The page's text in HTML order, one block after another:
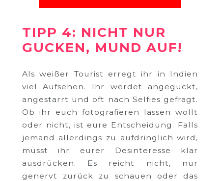
TIPP 4: NICHT NUR
GUCKEN, MUND AUF!
Als weißer Tourist erregt ihr in Indien
viel Aufsehen. Ihr werdet angeguckt,
angestarrt und oft nach Selfies gefragt.
Ob ihr euch fotografieren lassen wollt
oder nicht, ist eure Entscheidung. Falls
jemand allerdings zu aufdringlich wird,
müsst ihr eurer Desinteresse klar
ausdrücken. Es reicht nicht, nur
genervt zurück zu schauen oder das